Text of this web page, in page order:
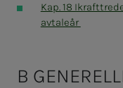
Kap. 18
avtaleår
B